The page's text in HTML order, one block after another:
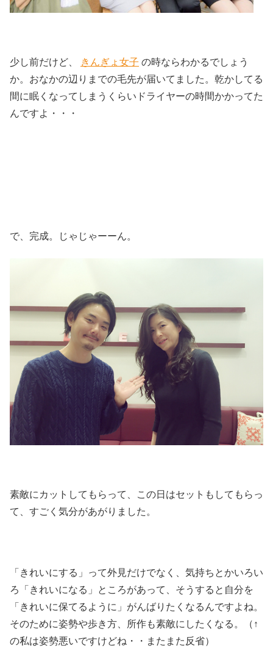
少し前だけど、 きんぎょ女子 の時ならわかるでしょう
か。おなかの辺りまでの毛先が届いてました。乾かしてる
間に眠くなってしまうくらいドライヤーの時間かかってた
んですよ・・・
で、完成。じゃじゃーーん。
素敵にカットしてもらって、この日はセットもしてもらっ
て、すごく気分があがりました。
「きれいにする」って外見だけでなく、気持ちとかいろい
ろ「きれいになる」ところがあって、そうすると自分を
「きれいに保てるように」がんばりたくなるんですよね。
そのために姿勢や歩き方、所作も素敵にしたくなる。（↑
の私は姿勢悪いですけどね・・またまた反省）